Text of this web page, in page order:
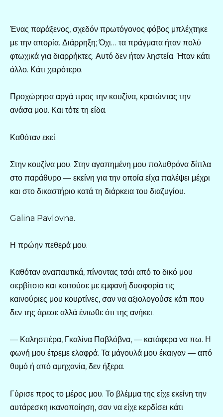
Ένας παράξενος, σχεδόν πρωτόγονος φόβος μπλέχτηκε
με την απορία. Διάρρηξη; Όχι… τα πράγματα ήταν πολύ
φτωχικά για διαρρήκτες. Αυτό δεν ήταν ληστεία. Ήταν κάτι
άλλο. Κάτι χειρότερο.
Προχώρησα αργά προς την κουζίνα, κρατώντας την
ανάσα μου. Και τότε τη είδα.
Καθόταν εκεί.
Στην κουζίνα μου. Στην αγαπημένη μου πολυθρόνα δίπλα
στο παράθυρο — εκείνη για την οποία είχα παλέψει μέχρι
και στο δικαστήριο κατά τη διάρκεια του διαζυγίου.
Galina Pavlovna.
Η πρώην πεθερά μου.
Καθόταν αναπαυτικά, πίνοντας τσάι από το δικό μου
σερβίτσιο και κοιτούσε με εμφανή δυσφορία τις
καινούριες μου κουρτίνες, σαν να αξιολογούσε κάτι που
δεν της άρεσε αλλά ένιωθε ότι της ανήκει.
— Καλησπέρα, Γκαλίνα Παβλόβνα, — κατάφερα να πω. Η
φωνή μου έτρεμε ελαφρά. Τα μάγουλά μου έκαιγαν — από
θυμό ή από αμηχανία, δεν ήξερα.
Γύρισε προς το μέρος μου. Το βλέμμα της είχε εκείνη την
αυτάρεσκη ικανοποίηση, σαν να είχε κερδίσει κάτι